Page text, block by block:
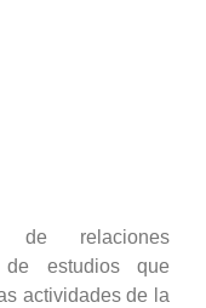
relaciones
de estudios que
actividades de la